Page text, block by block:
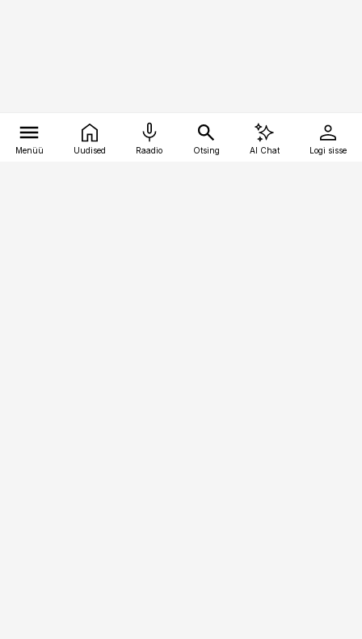
Menüü Uudised Raadio Otsing AI Chat Logi sisse